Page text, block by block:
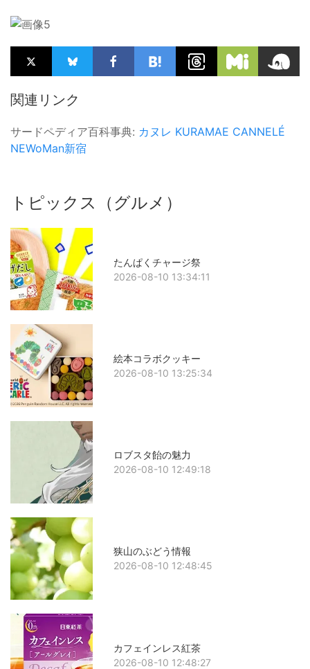
関連リンク
サードペディア百科事典: カヌレ KURAMAE CANNELÉ
NEWoMan新宿
トピックス（グルメ）
たんぱくチャージ祭
2026-08-10 13:34:11
絵本コラボクッキー
2026-08-10 13:25:34
ロブスタ飴の魅力
2026-08-10 12:49:18
狭山のぶどう情報
2026-08-10 12:48:45
カフェインレス紅茶
2026-08-10 12:48:27